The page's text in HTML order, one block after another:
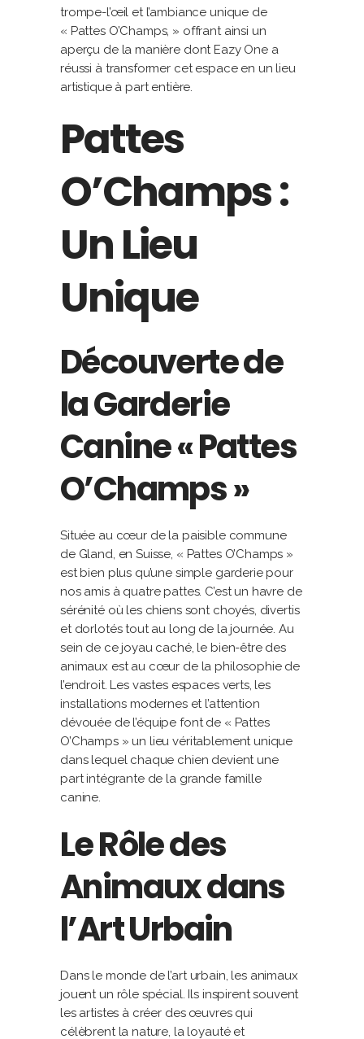
trompe-l’œil et l’ambiance unique de
« Pattes O’Champs, » offrant ainsi un
aperçu de la manière dont Eazy One a
réussi à transformer cet espace en un lieu
artistique à part entière.
Pattes
O’Champs :
Un Lieu
Unique
Découverte de
la Garderie
Canine « Pattes
O’Champs »
Située au cœur de la paisible commune
de Gland, en Suisse, « Pattes O’Champs »
est bien plus qu’une simple garderie pour
nos amis à quatre pattes. C’est un havre de
sérénité où les chiens sont choyés, divertis
et dorlotés tout au long de la journée. Au
sein de ce joyau caché, le bien-être des
animaux est au cœur de la philosophie de
l’endroit. Les vastes espaces verts, les
installations modernes et l’attention
dévouée de l’équipe font de « Pattes
O’Champs » un lieu véritablement unique
dans lequel chaque chien devient une
part intégrante de la grande famille
canine.
Le Rôle des
Animaux dans
l’Art Urbain
Dans le monde de l’art urbain, les animaux
jouent un rôle spécial. Ils inspirent souvent
les artistes à créer des œuvres qui
célèbrent la nature, la loyauté et